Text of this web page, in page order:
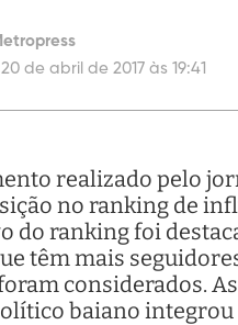
de abril de 2017 às 19:41
realizado pelo
no ranking de
do ranking foi
têm mais
considerados.
baiano integrou